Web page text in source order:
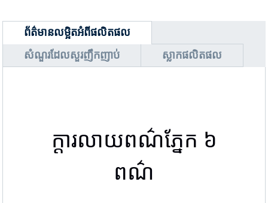
ព័ត៌មានលម្អិតអំពីផលិតផល
សំណួរដែលសួរញឹកញាប់
ស្លាកផលិតផល
ក្ដារលាយពណ៌ភ្នែក ៦
ពណ៌